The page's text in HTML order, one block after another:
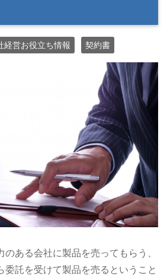
経営お役立ち情報 契約書
のある会社に製品を売ってもらう、
委託を受けて製品を売るということ